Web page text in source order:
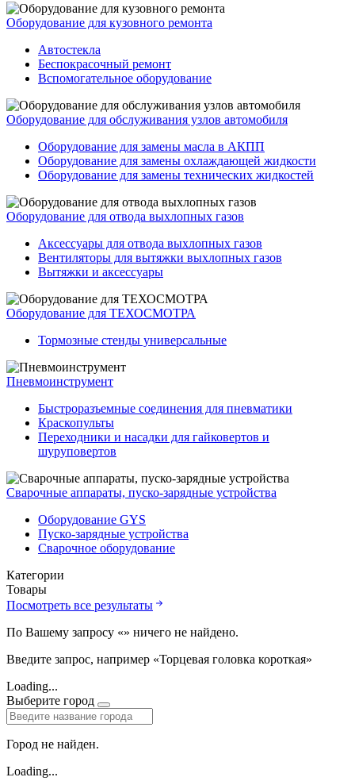
Оборудование для кузовного ремонта
Автостекла
Беспокрасочный ремонт
Вспомогательное оборудование
Оборудование для обслуживания узлов автомобиля
Оборудование для замены масла в АКПП
Оборудование для замены охлаждающей жидкости
Оборудование для замены технических жидкостей
Оборудование для отвода выхлопных газов
Аксессуары для отвода выхлопных газов
Вентиляторы для вытяжки выхлопных газов
Вытяжки и аксессуары
Оборудование для ТЕХОСМОТРА
Тормозные стенды универсальные
Пневмоинструмент
Быстроразъемные соединения для пневматики
Краскопульты
Переходники и насадки для гайковертов и
шуруповертов
Сварочные аппараты, пуско-зарядные устройства
Оборудование GYS
Пуско-зарядные устройства
Сварочное оборудование
Категории
Товары
Посмотреть все результаты
По Вашему запросу «» ничего не найдено.
Введите запрос, например «Торцевая головка короткая»
Loading...
Выберите город
Город не найден.
Loading...